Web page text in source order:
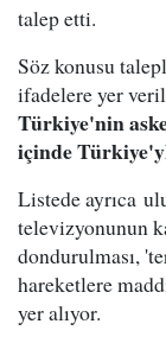
talep etti.
Söz konusu
ifadelere yer
Türkiye'nin
içinde
Listede ayrıca
televizyonunun
dondurulması,
hareketlere
yer alıyor.